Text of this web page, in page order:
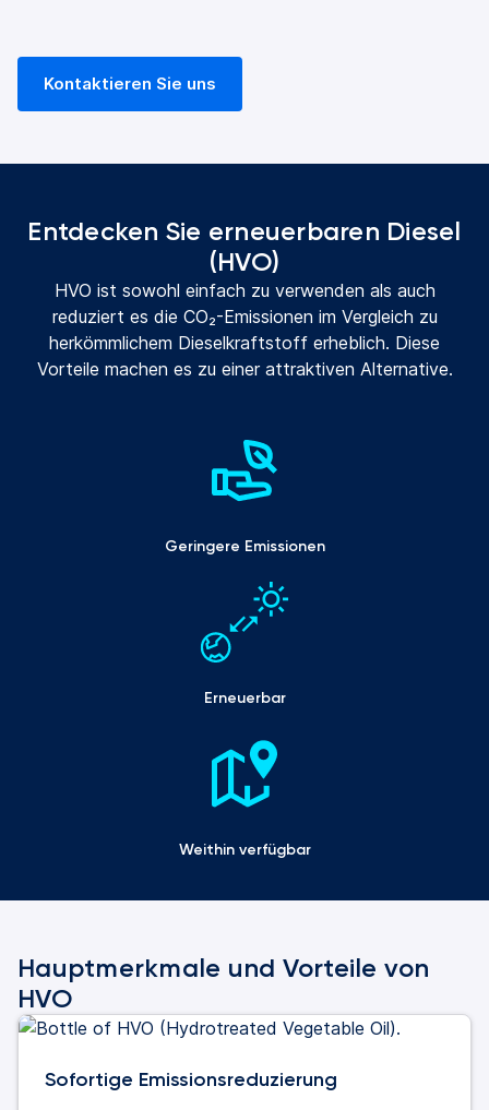
Kontaktieren Sie uns
Entdecken Sie erneuerbaren Diesel
(HVO)
HVO ist sowohl einfach zu verwenden als auch
reduziert es die CO₂-Emissionen im Vergleich zu
herkömmlichem Dieselkraftstoff erheblich. Diese
Vorteile machen es zu einer attraktiven Alternative.
Geringere Emissionen
Erneuerbar
Weithin verfügbar
Hauptmerkmale und Vorteile von
HVO
Sofortige Emissionsreduzierung